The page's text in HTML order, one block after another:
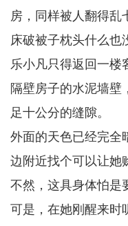
房，同样被人翻得乱
床破被子枕头什么也
乐小凡只得返回一楼
隔壁房子的水泥墙壁
足十公分的缝隙。
外面的天色已经完全
边附近找个可以让她
不然，这具身体怕是
可是，在她刚醒来时